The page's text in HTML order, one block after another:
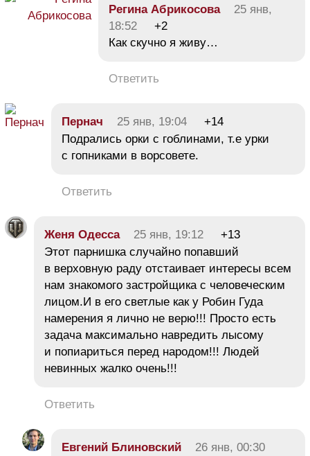
Регина Абрикосова
25 янв,
18:52
+2
Как скучно я живу…
Ответить
Пернач 25 янв, 19:04
+14
Подрались орки с гоблинами, т.е урки
с гопниками в ворсовете.
Ответить
Женя Одесса 25 янв, 19:12
+13
Этот парнишка случайно попавший
в верховную раду отстаивает интересы всем
нам знакомого застройщика с человеческим
лицом.И в его светлые как у Робин Гуда
намерения я лично не верю!!! Просто есть
задача максимально навредить лысому
и попиариться перед народом!!! Людей
невинных жалко очень!!!
Ответить
Евгений Блиновский
26 янв, 00:30